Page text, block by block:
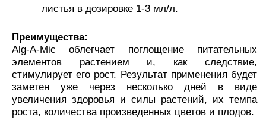
листья в дозировке 1-3 мл/л.
Преимущества:
Alg-A-Mic облегчает поглощение питательных
элементов растением и, как следствие,
стимулирует его рост. Результат применения будет
заметен уже через несколько дней в виде
увеличения здоровья и силы растений, их темпа
роста, количества произведенных цветов и плодов.